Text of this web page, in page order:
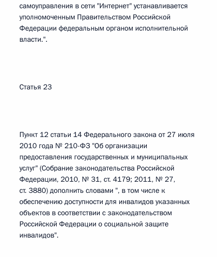
самоуправления в сети "Интернет" устанавливается
уполномоченным Правительством Российской
Федерации федеральным органом исполнительной
власти.".
Статья 23
Пункт 12 статьи 14 Федерального закона от 27 июля
2010 года № 210-ФЗ "Об организации
предоставления государственных и муниципальных
услуг" (Собрание законодательства Российской
Федерации, 2010, № 31, ст. 4179; 2011, № 27,
ст. 3880) дополнить словами ", в том числе к
обеспечению доступности для инвалидов указанных
объектов в соответствии с законодательством
Российской Федерации о социальной защите
инвалидов".